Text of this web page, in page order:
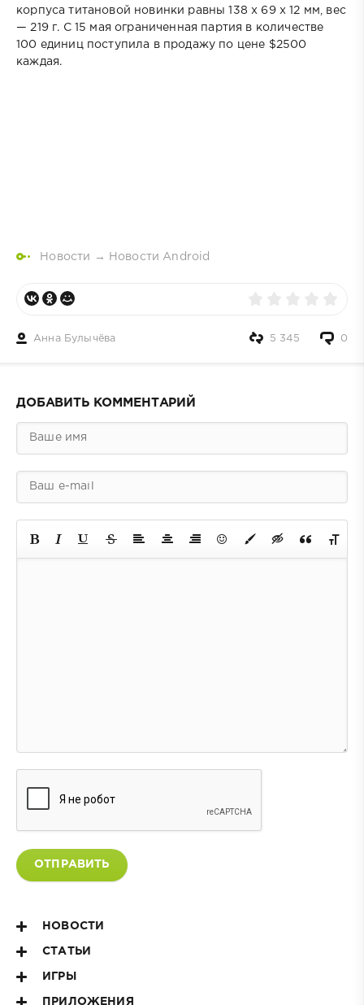
корпуса титановой новинки равны 138 х 69 х 12 мм, вес
— 219 г. С 15 мая ограниченная партия в количестве
100 единиц поступила в продажу по цене $2500
каждая.
Новости → Новости Android
Анна Булычёва 0
5 345
ДОБАВИТЬ КОММЕНТАРИЙ
ОТПРАВИТЬ
НОВОСТИ
СТАТЬИ
ИГРЫ
ПРИЛОЖЕНИЯ